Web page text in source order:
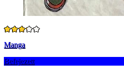
Manga
Befejezett